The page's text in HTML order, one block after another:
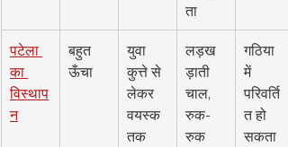
ता
पटेला
का
विस्थाप
न
बहुत
ऊँचा
युवा
कुत्ते से
लेकर
वयस्क
तक
लड़ख
ड़ाती
चाल,
रुक-
रुक
गठिया
में
परिवर्ति
त हो
सकता